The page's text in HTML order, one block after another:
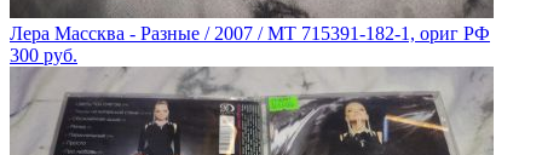
Лера Массква - Разные / 2007 / MT 715391-182-1, ориг РФ
300 руб.